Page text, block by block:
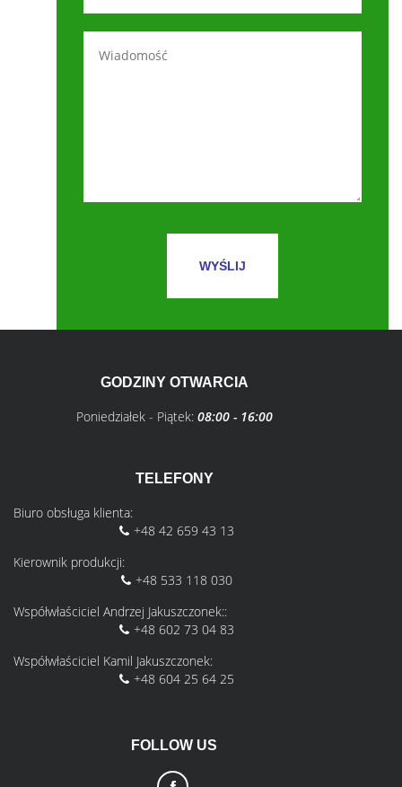
GODZINY OTWARCIA
Poniedziałek - Piątek: 08:00 - 16:00
TELEFONY
Biuro obsługa klienta:
+48 42 659 43 13
Kierownik produkcji:
+48 533 118 030
Współwłaściciel Andrzej Jakuszczonek::
+48 602 73 04 83
Współwłaściciel Kamil Jakuszczonek:
+48 604 25 64 25
FOLLOW US